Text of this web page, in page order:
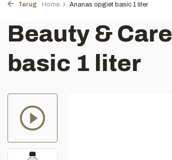
Terug Home Ananas opgiet basic 1 liter
Beauty &
basic 1 liter